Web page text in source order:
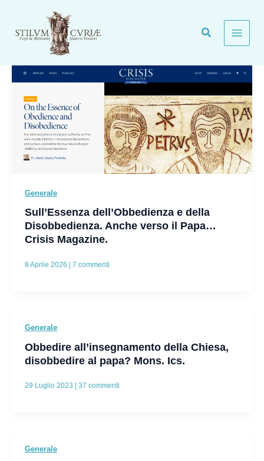
contenuto
Generale
Sull’Essenza dell’Obbedienza e della
Disobbedienza. Anche verso il Papa…
Crisis Magazine.
8 Aprile 2026 7 commenti
Generale
Obbedire all’insegnamento della Chiesa,
disobbedire al papa? Mons. Ics.
29 Luglio 2023 37 commenti
Generale